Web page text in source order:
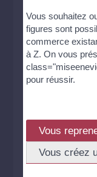
Vous souhaitez
figures sont
commerce
à Z. On vous
pour réussir.
Vous
Vous créez